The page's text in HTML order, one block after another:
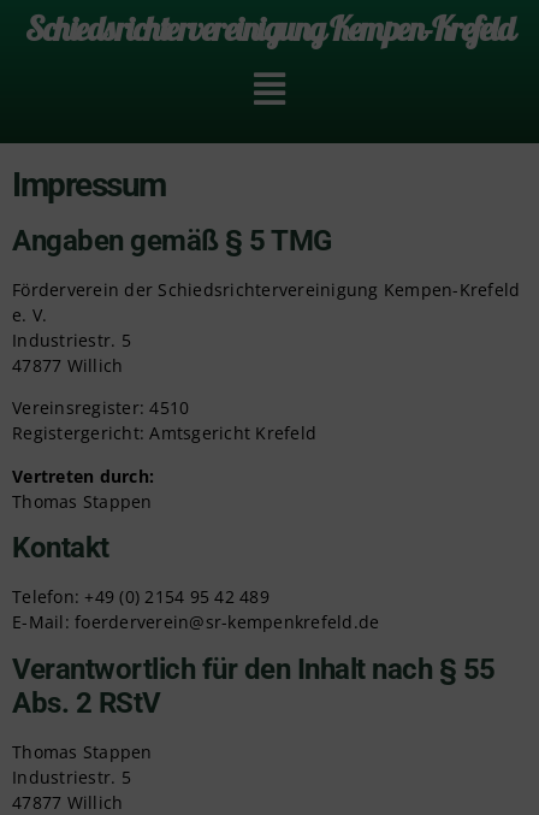
Schiedsrichtervereinigung Kempen-Krefeld
Impressum
Angaben gemäß § 5 TMG
Förderverein der Schiedsrichtervereinigung Kempen-Krefeld
e. V.
Industriestr. 5
47877 Willich
Vereinsregister: 4510
Registergericht: Amtsgericht Krefeld
Vertreten durch:
Thomas Stappen
Kontakt
Telefon: +49 (0) 2154 95 42 489
E-Mail: foerderverein@sr-kempenkrefeld.de
Verantwortlich für den Inhalt nach § 55
Abs. 2 RStV
Thomas Stappen
Industriestr. 5
47877 Willich